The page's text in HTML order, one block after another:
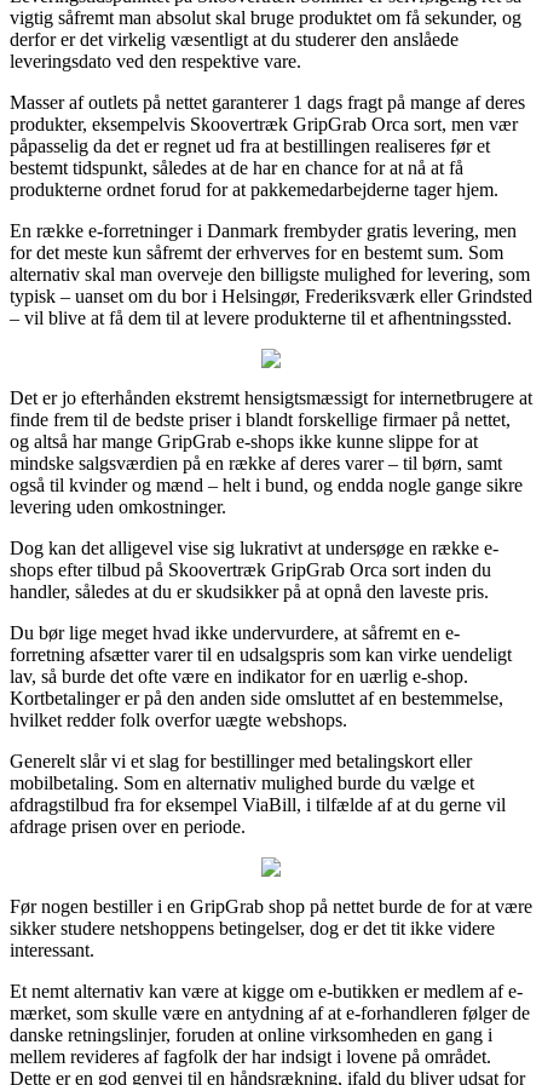
vigtig såfremt man absolut skal bruge produktet om få sekunder, og
derfor er det virkelig væsentligt at du studerer den anslåede
leveringsdato ved den respektive vare.
Masser af outlets på nettet garanterer 1 dags fragt på mange af deres
produkter, eksempelvis Skoovertræk GripGrab Orca sort, men vær
påpasselig da det er regnet ud fra at bestillingen realiseres før et
bestemt tidspunkt, således at de har en chance for at nå at få
produkterne ordnet forud for at pakkemedarbejderne tager hjem.
En række e-forretninger i Danmark frembyder gratis levering, men
for det meste kun såfremt der erhverves for en bestemt sum. Som
alternativ skal man overveje den billigste mulighed for levering, som
typisk – uanset om du bor i Helsingør, Frederiksværk eller Grindsted
– vil blive at få dem til at levere produkterne til et afhentningssted.
Det er jo efterhånden ekstremt hensigtsmæssigt for internetbrugere at
finde frem til de bedste priser i blandt forskellige firmaer på nettet,
og altså har mange GripGrab e-shops ikke kunne slippe for at
mindske salgsværdien på en række af deres varer – til børn, samt
også til kvinder og mænd – helt i bund, og endda nogle gange sikre
levering uden omkostninger.
Dog kan det alligevel vise sig lukrativt at undersøge en række e-
shops efter tilbud på Skoovertræk GripGrab Orca sort inden du
handler, således at du er skudsikker på at opnå den laveste pris.
Du bør lige meget hvad ikke undervurdere, at såfremt en e-
forretning afsætter varer til en udsalgspris som kan virke uendeligt
lav, så burde det ofte være en indikator for en uærlig e-shop.
Kortbetalinger er på den anden side omsluttet af en bestemmelse,
hvilket redder folk overfor uægte webshops.
Generelt slår vi et slag for bestillinger med betalingskort eller
mobilbetaling. Som en alternativ mulighed burde du vælge et
afdragstilbud fra for eksempel ViaBill, i tilfælde af at du gerne vil
afdrage prisen over en periode.
Før nogen bestiller i en GripGrab shop på nettet burde de for at være
sikker studere netshoppens betingelser, dog er det tit ikke videre
interessant.
Et nemt alternativ kan være at kigge om e-butikken er medlem af e-
mærket, som skulle være en antydning af at e-forhandleren følger de
danske retningslinjer, foruden at online virksomheden en gang i
mellem revideres af fagfolk der har indsigt i lovene på området.
Dette er en god genvej til en håndsrækning, ifald du bliver udsat for